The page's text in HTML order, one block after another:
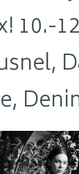
10.-